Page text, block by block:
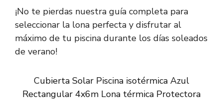
¡No te pierdas nuestra guía completa para
seleccionar la lona perfecta y disfrutar al
máximo de tu piscina durante los días soleados
de verano!
Cubierta Solar Piscina isotérmica Azul
Rectangular 4x6m Lona térmica Protectora